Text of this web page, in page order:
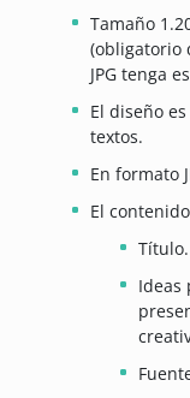
Tamaño
(obligatorio
JPG tenga
El diseño
textos.
En formato
El
Título.
Ideas